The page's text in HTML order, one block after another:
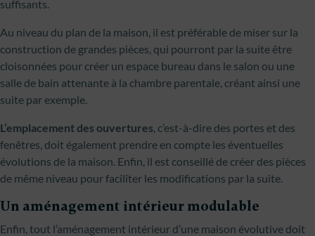
suffisants.
Au niveau du plan de la maison, il est préférable de miser sur la
construction de grandes pièces, qui pourront par la suite être
cloisonnées pour créer un espace bureau dans le salon ou une
salle de bain attenante à la chambre parentale, créant ainsi une
suite par exemple.
L’emplacement des ouvertures, c’est-à-dire des portes et des
fenêtres, doit également prendre en compte les éventuelles
évolutions de la maison. Enfin, il est conseillé de créer des pièces
de même niveau pour faciliter les modifications par la suite.
Un aménagement intérieur modulable
Enfin, tout l’aménagement intérieur d’une maison évolutive doit